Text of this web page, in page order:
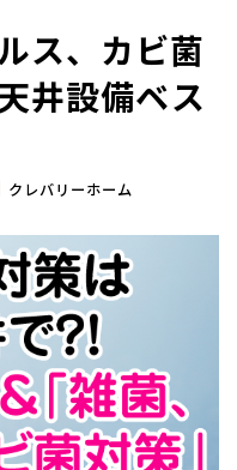
ス、カビ菌
井設備ベス
クレバリーホーム